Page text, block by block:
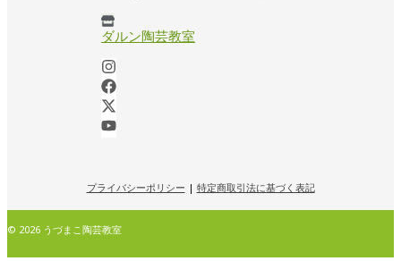
ダルン陶芸教室
プライバシーポリシー | 特定商取引法に基づく表記
© 2026 うづまこ陶芸教室